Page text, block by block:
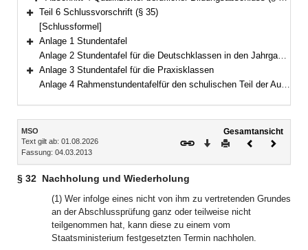
Bereich erweitern
Bereich erweitern
Teil 6 Schlussvorschrift (§ 35)
[Schlussformel]
Bereich erweitern
Anlage 1 Stundentafel
Anlage 2 Stundentafel für die Deutschklassen in den Jahrgangsstufen 7 bis 9 der Mittelschule
Bereich erweitern
Anlage 3 Stundentafel für die Praxisklassen
Anlage 4 Rahmenstundentafelfür den schulischen Teil der Ausbildung in der Berufsorientierungsklasse der Mittelschule
Inhalt
MSO
Text gilt ab: 01.08.2026
Fassung: 04.03.2013
Gesamtansicht
Download
DruckenVorheriges
§ 32 Nachholung und Wiederholung
(1) Wer infolge eines nicht von ihm zu vertretenden Grundes
an der Abschlussprüfung ganz oder teilweise nicht
teilgenommen hat, kann diese zu einem vom
Staatsministerium festgesetzten Termin nachholen.